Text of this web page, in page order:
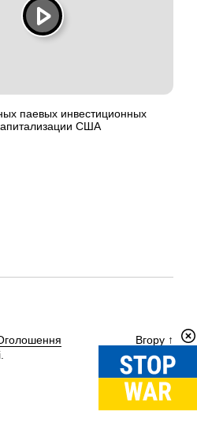
паевых инвестиционных
США
Вгору ↑